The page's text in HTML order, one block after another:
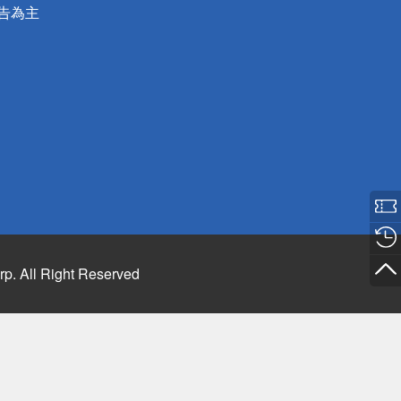
為主
All Right Reserved